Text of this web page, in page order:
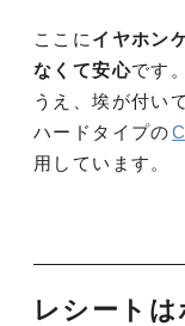
ここに イヤホン
なくて安心です
うえ、埃が付い
ハードタイプの
用しています。
レシート